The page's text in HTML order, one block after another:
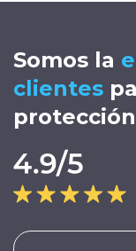
Somos la
clientes
protección